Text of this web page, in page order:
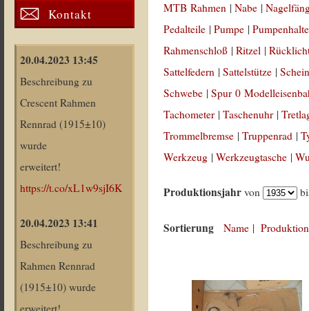
Kontakt
20.04.2023 13:45
Beschreibung zu
Crescent Rahmen
Rennrad (1915±10)
wurde
erweitert!
https://t.co/xL1w9sjI6K
20.04.2023 13:41
Beschreibung zu
Rahmen Rennrad
(1915±10) wurde
MTB Rahmen |Nabe |
Pedalteile |Pumpe |
Rahmenschloß |Ritzel |
Sattelfedern |Sattelstütze |
Schwebe |Spur 0
Tachometer |Taschenuhr |
Trommelbremse |Truppenrad |
Werkzeug |Werkzeugtasche |
Produktionsjahr von
Sortierung Name |